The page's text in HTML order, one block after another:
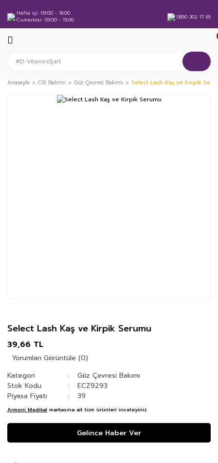
Hafta içi 09:00 - 18:00
Cumartesi 09:00 - 15:00 0850 302 17 65
Anasayfa Cilt Bakımı Göz Çevresi Bakımı Select Lash Kaş ve Kirpik
Select Lash Kaş ve Kirpik Serumu
39,66 TL
Yorumları Görüntüle (0)
Kategori
Göz Çevresi Bakımı
Stok Kodu
ECZ9293
Piyasa Fiyatı
39
Armoni Medikal markasına ait tüm ürünleri inceleyiniz
Gelince Haber Ver